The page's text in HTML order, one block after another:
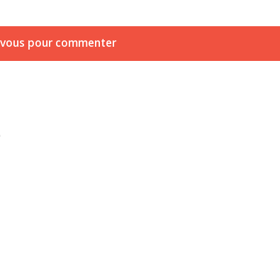
pour commenter